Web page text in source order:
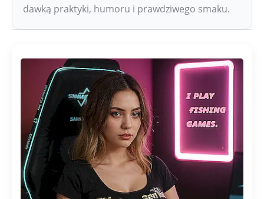
dawką praktyki, humoru i prawdziwego smaku.